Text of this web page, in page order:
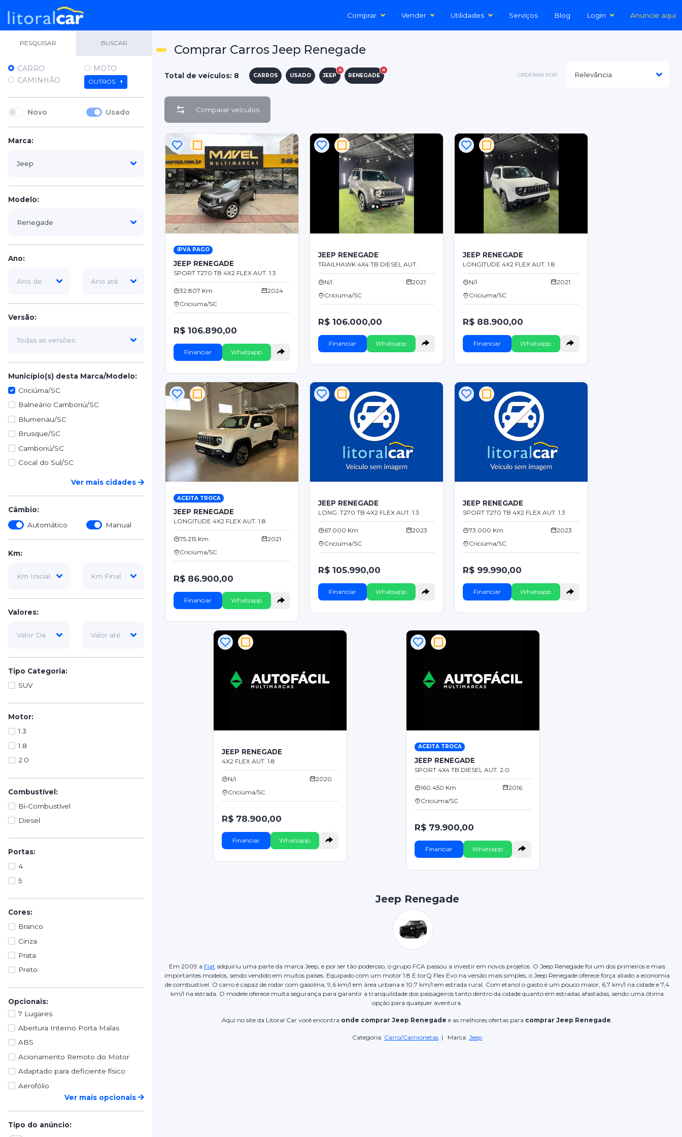
Comprar Vender Utilidades Serviços Blog Login Anuncie aqui
PESQUISAR BUSCAR
CARRO
MOTO
CAMINHÃO
OUTROS
Novo Usado
Marca:
Modelo:
Ano:
Versão:
Município(s) desta Marca/Modelo:
Criciúma/SC
Balneário Camboriú/SC
Blumenau/SC
Brusque/SC
Camboriú/SC
Cocal do Sul/SC
Ver mais cidades
Câmbio:
Automático
Manual
Km:
Valores:
Tipo Categoria:
SUV
Motor:
1.3
1.8
2.0
Combustível:
Bi-Combustível
Diesel
Portas:
4
5
Cores:
Branco
Cinza
Prata
Preto
Opcionais:
7 Lugares
Abertura Interno Porta Malas
ABS
Acionamento Remoto do Motor
Adaptado para deficiente físico
Aerofólio
Ver mais opcionais
Tipo do anúncio:
Comprar Carros Jeep Renegade
Total de veículos: 8 CARROS USADO JEEP RENEGADE ORDENAR POR:
Comparar veículos
IPVA PAGO
JEEP RENEGADE
SPORT T270 TB 4X2 FLEX AUT. 1.3
32.807 Km
2024
Criciúma/SC
R$ 106.890,00
Financiar Whatsapp
JEEP RENEGADE
TRAILHAWK 4X4 TB DIESEL AUT.
N/I
2021
Criciuma/SC
R$ 106.000,00
Financiar Whatsapp
JEEP RENEGADE
LONGITUDE 4X2 FLEX AUT. 1.8
N/I
2021
Criciuma/SC
R$ 88.900,00
Financiar Whatsapp
ACEITA TROCA
JEEP RENEGADE
LONGITUDE 4X2 FLEX AUT. 1.8
75.215 Km
2021
Criciúma/SC
R$ 86.900,00
Financiar Whatsapp
JEEP RENEGADE
LONG. T270 TB 4X2 FLEX AUT. 1.3
67.000 Km
2023
Criciúma/SC
R$ 105.990,00
Financiar Whatsapp
JEEP RENEGADE
SPORT T270 TB 4X2 FLEX AUT. 1.3
73.000 Km
2023
Criciúma/SC
R$ 99.990,00
Financiar Whatsapp
JEEP RENEGADE
4X2 FLEX AUT. 1.8
N/I
2020
Criciúma/SC
R$ 78.900,00
Financiar Whatsapp
ACEITA TROCA
JEEP RENEGADE
SPORT 4X4 TB DIESEL AUT. 2.0
160.450 Km
2016
Criciúma/SC
R$ 79.900,00
Financiar Whatsapp
Jeep Renegade
Em 2009 a Fiat adquiriu uma parte da marca Jeep, e por ser tão poderoso, o grupo FCA passou a investir em novos projetos. O Jeep Renegade foi um dos primeiros e mais
importantes modelos, sendo vendido em muitos países. Equipado com um motor 1.8 E.torQ Flex Evo na versão mais simples, o Jeep Renegade oferece força aliado a economia
de combustível. O carro é capaz de rodar com gasolina, 9,6 km/l em área urbana e 10,7 km/l em estrada rural. Com etanol o gasto é um pouco maior, 6,7 km/l na cidade e 7,4
km/l na estrada. O modele oferece muita segurança para garantir a tranquilidade dos passageiros tanto dentro da cidade quanto em estradas afastadas, sendo uma ótima
opção para qualquer aventura.
Aqui no site da Litoral Car você encontra onde comprar Jeep Renegade e as melhores ofertas para comprar Jeep Renegade
Categoria: Carro/Camionetas | Marca: Jeep